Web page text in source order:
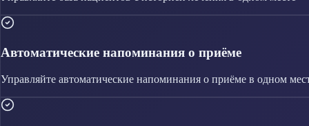
Автоматические напоминания о приёме
Управляйте автоматические напоминания о приёме в одном